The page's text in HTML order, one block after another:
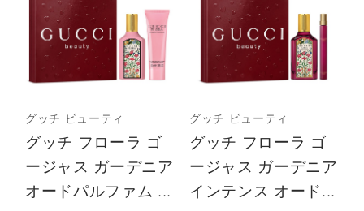
グッチ ビューティ
グッチ フローラ ゴ
ージャス ガーデニア
オードパルファム ...
グッチ ビューティ
グッチ フローラ ゴ
ージャス ガーデニア
インテンス オード...